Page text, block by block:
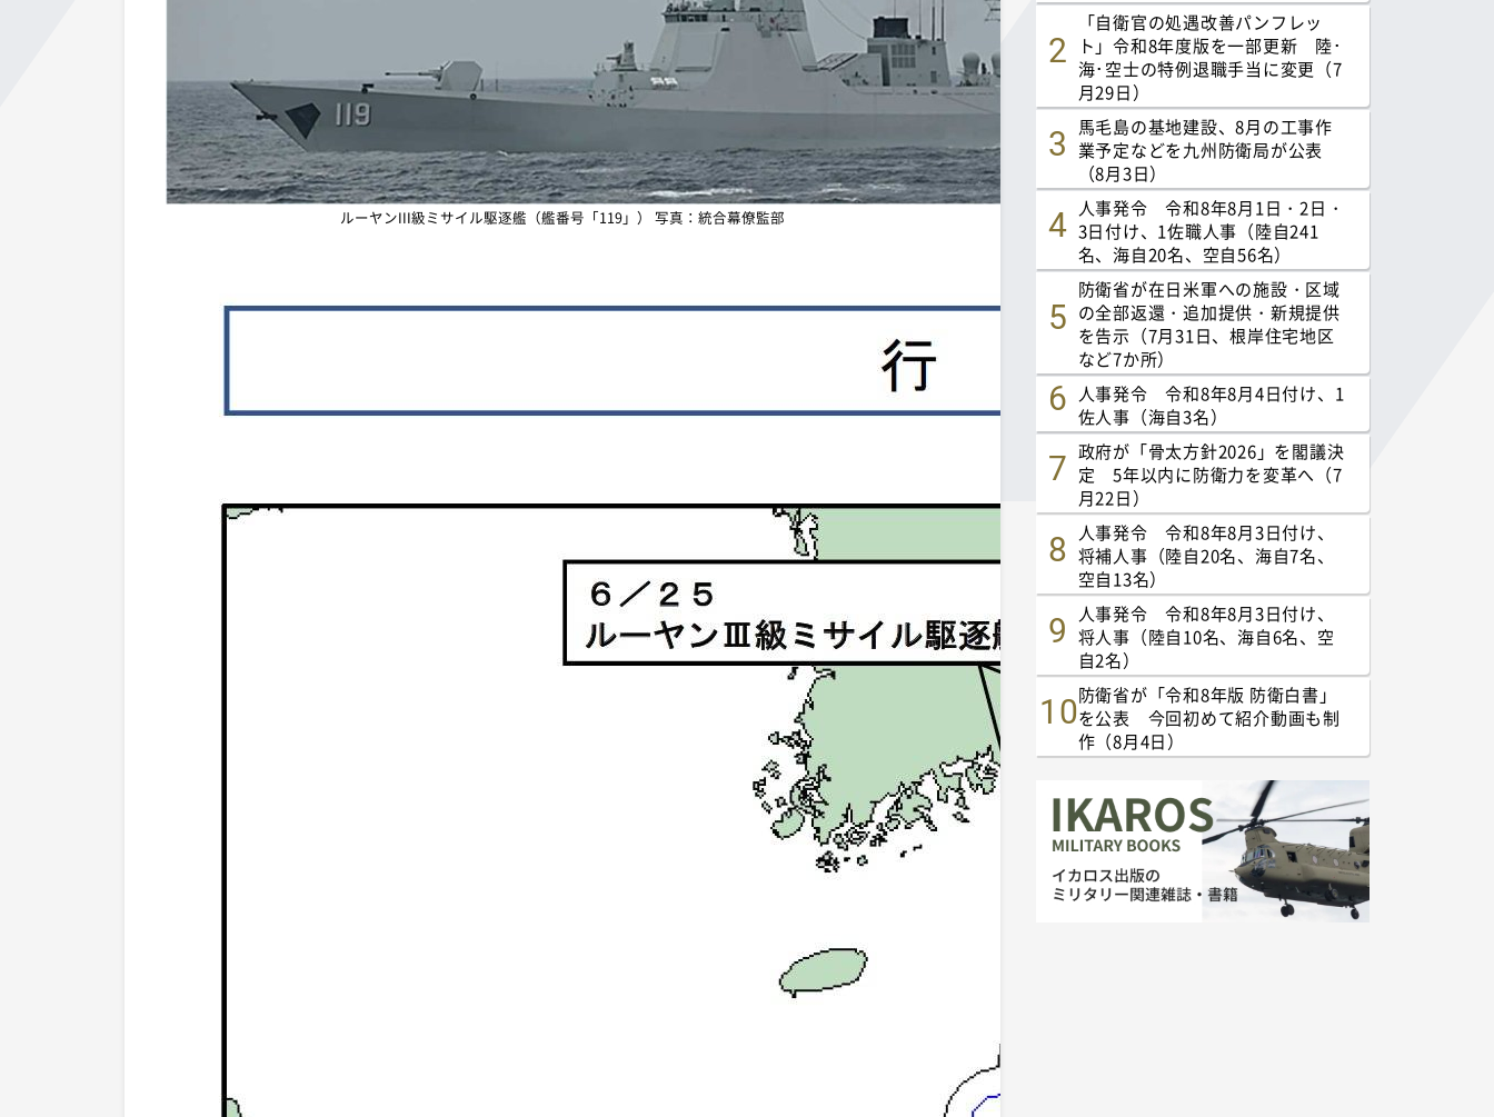
ルーヤンIII級ミサイル駆逐艦（艦番号「119」） 写真：統合幕僚監部
「自衛官の処遇改善パンフレッ
ト」令和8年度版を一部更新 陸･
海･空士の特例退職手当に変更（7
月29日）
馬毛島の基地建設、8月の工事作
業予定などを九州防衛局が公表
（8月3日）
人事発令 令和8年8月1日・2日・
3日付け、1佐職人事（陸自241
名、海自20名、空自56名）
防衛省が在日米軍への施設・区域
の全部返還・追加提供・新規提供
を告示（7月31日、根岸住宅地区
など7か所）
人事発令 令和8年8月4日付け、1
佐人事（海自3名）
政府が「骨太方針2026」を閣議決
定 5年以内に防衛力を変革へ（7
月22日）
人事発令 令和8年8月3日付け、
将補人事（陸自20名、海自7名、
空自13名）
人事発令 令和8年8月3日付け、
将人事（陸自10名、海自6名、空
自2名）
防衛省が「令和8年版 防衛白書」
を公表 今回初めて紹介動画も制
作（8月4日）